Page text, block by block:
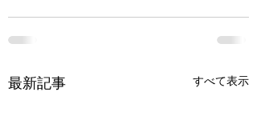
最新記事 すべて表示